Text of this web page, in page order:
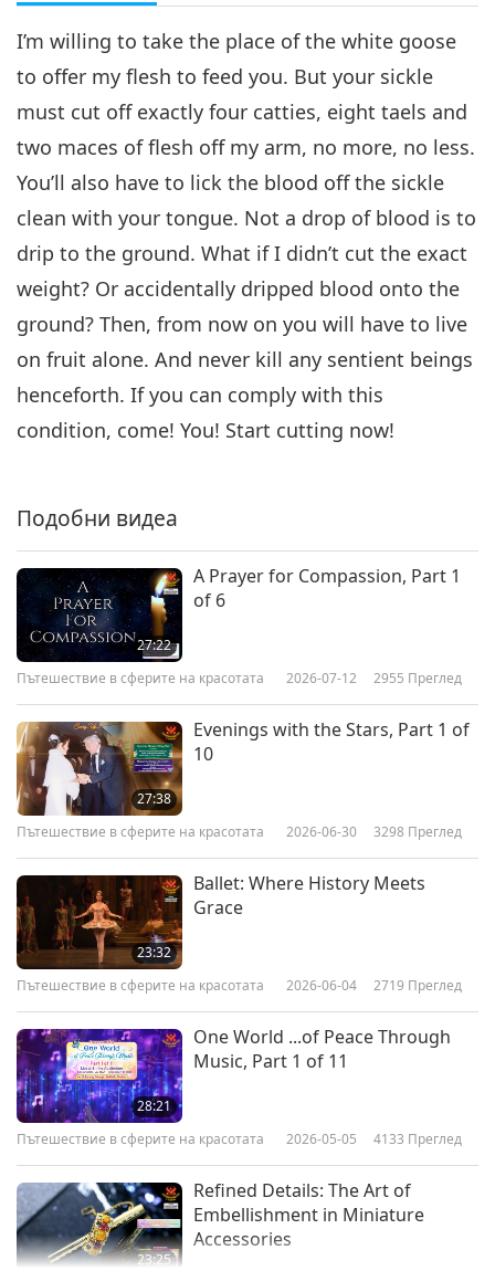
19:42
Пътешествие в сферите на красотата 2019-07-25 6942Преглед
5
Six Paramitas Sutra -The
Benevolent Holds No Hatred,
Part 5 of 6
6
27:29
Six Paramitas Sutra -The
Part 6 of 6
Пътешествие в сферите на красотата 6347 Преглед
I’m willing to take the place of the white goose
to offer my flesh to feed you. But your sickle
must cut off exactly four catties, eight taels and
two maces of flesh off my arm, no more, no less.
You’ll also have to lick the blood off the sickle
clean with your tongue. Not a drop of blood is to
drip to the ground. What if I didn’t cut the exact
weight? Or accidentally dripped blood onto the
ground? Then, from now on you will have to live
on fruit alone. And never kill any sentient beings
henceforth. If you can comply with this
condition, come! You! Start cutting now!
Подобни видеа
27:22
A Prayer for Compassion, Part 1
of 6
Пътешествие в сферите на красотата 2026-07-12 2955 Преглед
27:38
Evenings with the Stars, Part 1 of
10
Пътешествие в сферите на красотата 2026-06-30 3298 Преглед
23:32
Ballet: Where History Meets
Grace
Пътешествие в сферите на красотата 2026-06-04 2719 Преглед
28:21
One World ...of Peace Through
Music, Part 1 of 11
Пътешествие в сферите на красотата 2026-05-05 4133 Преглед
23:25
Refined Details: The Art of
Embellishment in Miniature
Accessories